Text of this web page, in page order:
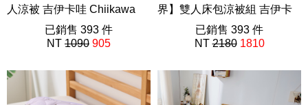
人涼被 吉伊卡哇 Chiikawa
ABF201已銷售 393 件
NT 1090 905
界】雙人床包涼被組 吉伊卡
哇 Chiikawa
ABF201
已銷售 393 件
NT2180 1810